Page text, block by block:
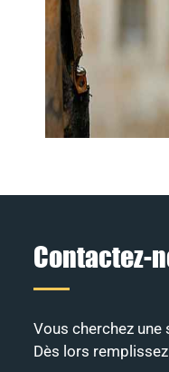
Contactez-
Vous cherchez une
Dès lors